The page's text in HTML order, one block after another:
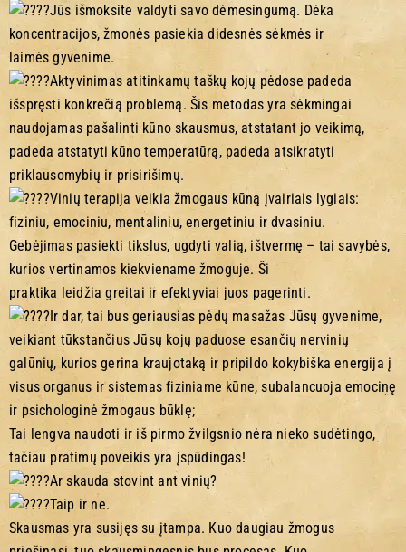
Jūs išmoksite valdyti savo dėmesingumą. Dėka
koncentracijos, žmonės pasiekia didesnės sėkmės ir
laimės gyvenime.
Aktyvinimas atitinkamų taškų kojų pėdose padeda
išspręsti konkrečią problemą. Šis metodas yra sėkmingai
naudojamas pašalinti kūno skausmus, atstatant jo veikimą,
padeda atstatyti kūno temperatūrą, padeda atsikratyti
priklausomybių ir prisirišimų.
Vinių terapija veikia žmogaus kūną įvairiais lygiais:
fiziniu, emociniu, mentaliniu, energetiniu ir dvasiniu.
Gebėjimas pasiekti tikslus, ugdyti valią, ištvermę – tai savybės,
kurios vertinamos kiekviename žmoguje. Ši
praktika leidžia greitai ir efektyviai juos pagerinti.
Ir dar, tai bus geriausias pėdų masažas Jūsų gyvenime,
veikiant tūkstančius Jūsų kojų paduose esančių nervinių
galūnių, kurios gerina kraujotaką ir pripildo kokybiška energija į
visus organus ir sistemas fiziniame kūne, subalancuoja emocinę
ir psichologinė žmogaus būklę;
Tai lengva naudoti ir iš pirmo žvilgsnio nėra nieko sudėtingo,
tačiau pratimų poveikis yra įspūdingas!
Ar skauda stovint ant vinių?
Taip ir ne.
Skausmas yra susijęs su įtampa. Kuo daugiau žmogus